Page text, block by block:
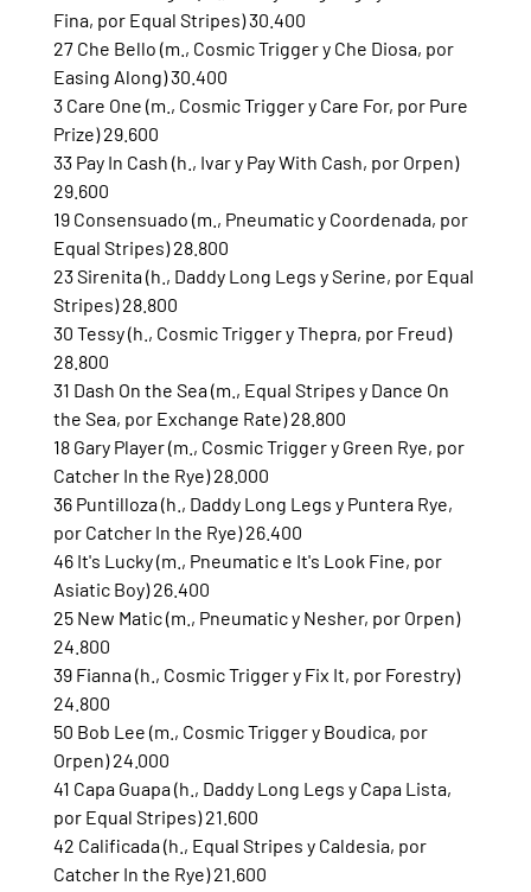
Fina, por Equal Stripes) 30.400
27 Che Bello (m., Cosmic Trigger y Che Diosa, por
Easing Along) 30.400
3 Care One (m., Cosmic Trigger y Care For, por Pure
Prize) 29.600
33 Pay In Cash (h., Ivar y Pay With Cash, por Orpen)
29.600
19 Consensuado (m., Pneumatic y Coordenada, por
Equal Stripes) 28.800
23 Sirenita (h., Daddy Long Legs y Serine, por Equal
Stripes) 28.800
30 Tessy (h., Cosmic Trigger y Thepra, por Freud)
28.800
31 Dash On the Sea (m., Equal Stripes y Dance On
the Sea, por Exchange Rate) 28.800
18 Gary Player (m., Cosmic Trigger y Green Rye, por
Catcher In the Rye) 28.000
36 Puntilloza (h., Daddy Long Legs y Puntera Rye,
por Catcher In the Rye) 26.400
46 It's Lucky (m., Pneumatic e It's Look Fine, por
Asiatic Boy) 26.400
25 New Matic (m., Pneumatic y Nesher, por Orpen)
24.800
39 Fianna (h., Cosmic Trigger y Fix It, por Forestry)
24.800
50 Bob Lee (m., Cosmic Trigger y Boudica, por
Orpen) 24.000
41 Capa Guapa (h., Daddy Long Legs y Capa Lista,
por Equal Stripes) 21.600
42 Calificada (h., Equal Stripes y Caldesia, por
Catcher In the Rye) 21.600